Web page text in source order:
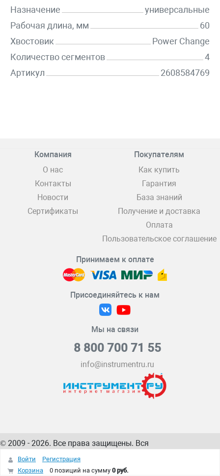
Назначение
универсальные
Рабочая длина, мм
60
Хвостовик
Power Change
Количество сегментов
4
Артикул
2608584769
Компания
О нас
Контакты
Новости
Сертификаты
Покупателям
Как купить
Гарантия
База знаний
Получение и доставка
Оплата
Пользовательское соглашение
Принимаем к оплате
Присоединяйтесь к нам
Мы на связи
8 800 700 71 55
info@instrumentru.ru
© 2009 - 2026. Все права защищены. Вся
информация на сайте – собственность
интернет-магазина
Войти
Регистрация
Корзина
0 позиций на сумму 0 руб.